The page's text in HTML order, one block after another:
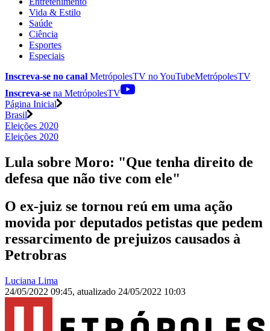
Vida & Estilo
Saúde
Ciência
Esportes
Especiais
Inscreva-se no canal MetrópolesTV noYouTubeMetrópolesTV
Inscreva-se na MetrópolesTV
Página Inicial
Brasil
Eleições 2020
Eleições 2020
Lula sobre Moro: "Que tenha direito de
defesa que não tive com ele"
O ex-juiz se tornou reú em uma ação
movida por deputados petistas que pedem
ressarcimento de prejuizos causados à
Petrobras
Luciana Lima
24/05/2022 09:45, atualizado 24/05/2022 10:03